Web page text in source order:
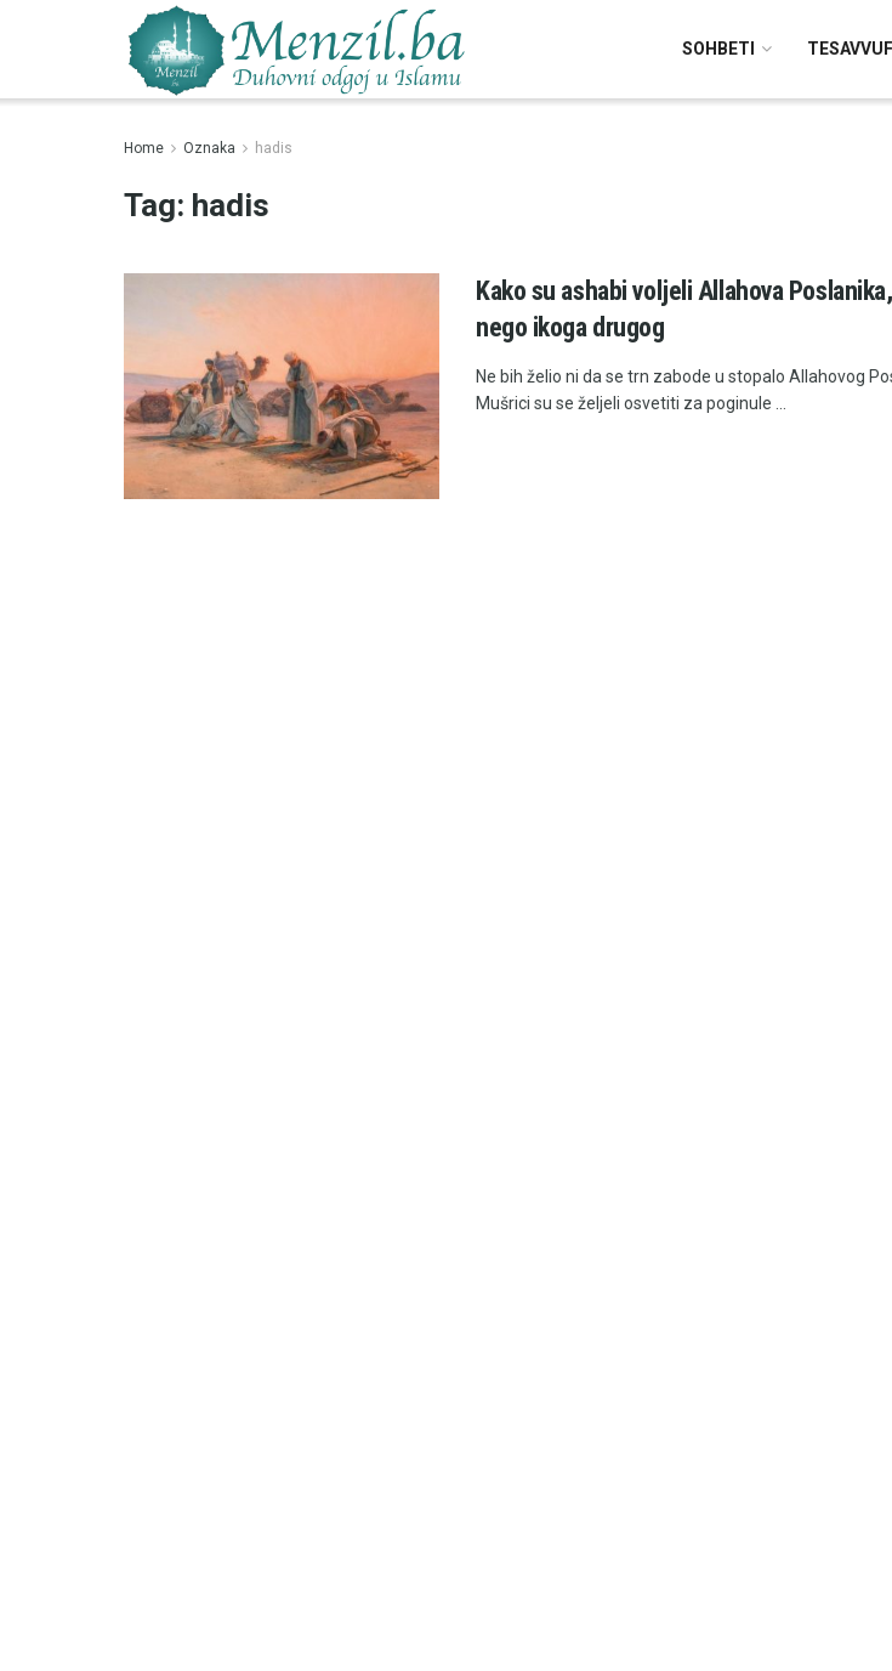
SOHBETI TESAVVUF
Home Oznaka hadis
Tag: hadis
Kako su ashabi voljeli Allahova
nego ikoga drugog
Ne bih želio ni da se trn zabode u stopalo Allahovog
Mušrici su se željeli osvetiti za poginule ...